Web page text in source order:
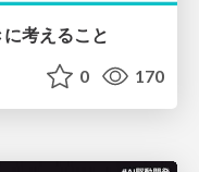
考えること
0 170